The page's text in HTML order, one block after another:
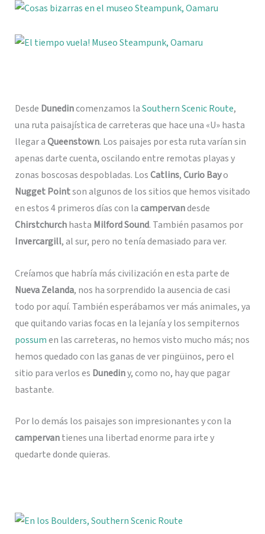
Desde Dunedincomenzamos laSouthern Scenic Route,
una ruta paisajística de carreteras que hace una «U» hasta
llegar aQueenstown. Los paisajes por esta ruta varían sin
apenas darte cuenta, oscilando entre remotas playas y
zonas boscosas despobladas. LosCatlins,Curio Bayo
Nugget Pointson algunos de los sitios que hemos visitado
en estos 4 primeros días con lacampervandesde
Chirstchurchhasta Milford Sound. También pasamos por
Invercargill, al sur, pero no tenía demasiado para ver.
Creíamos que habría más civilización en esta parte de
Nueva Zelanda, nos ha sorprendido la ausencia de casi
todo por aquí. También esperábamos ver más animales, ya
que quitando varias focas en la lejanía y los sempiternos
possumen las carreteras, no hemos visto mucho más; nos
hemos quedado con las ganas de ver pingüinos, pero el
sitio para verlos es Dunediny, como no, hay que pagar
bastante.
Por lo demás los paisajes son impresionantes y con la
campervantienes una libertad enorme para irte y
quedarte donde quieras.